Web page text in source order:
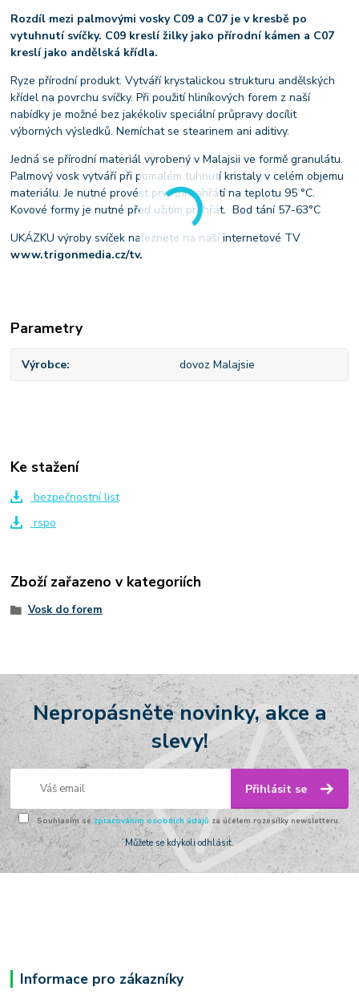
Rozdíl mezi palmovými vosky C09 a C07 je v kresbě po
vytuhnutí svíčky. C09 kreslí žilky jako přírodní kámen a C07
kreslí jako andělská křídla.
Ryze přírodní produkt. Vytváří krystalickou strukturu andělských
křídel na povrchu svíčky. Při použití hliníkových forem z naší
nabídky je možné bez jakékoliv speciální průpravy docílit
výborných výsledků. Nemíchat se stearinem ani aditivy.
Jedná se přírodní materiál vyrobený v Malajsii ve formě granulátu.
Palmový vosk vytváří při pomalém tuhnutí kristaly v celém objemu
materiálu. Je nutné provést prvotní zahřátí na teplotu 95 °C.
Kovové formy je nutné před užitím prohřát. Bod tání 57-63°C
UKÁZKU výroby svíček naleznete na naší internetové TV
www.trigonmedia.cz/tv.
Parametry
Výrobce dovoz Malajsie
Ke stažení
bezpečnostní list
rspo
Zboží zařazeno v kategoriích
Vosk do forem
Nepropásněte novinky, akce a
slevy!
Přihlásit se
Souhlasím se zpracováním osobních údajů za účelem rozesílky newsletteru.
Můžete se kdykoli odhlásit.
Informace pro zákazníky